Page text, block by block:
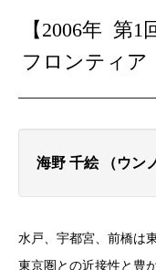
【2006年 第
フロンティ
海野 千絵 （ウン
水戸、宇都宮、前橋は
東京圏との近接性と豊